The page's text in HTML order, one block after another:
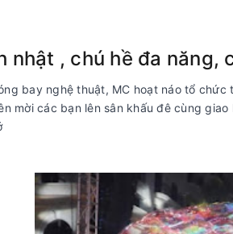
nhật , chú hề đa năng,
bay nghệ thuật, MC hoạt náo tổ
mời các bạn lên sân khấu đê cùng